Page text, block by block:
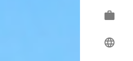
work
language